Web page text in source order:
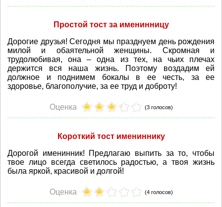
Простой тост за именинницу
Дорогие друзья! Сегодня мы празднуем день рождения
милой и обаятельной женщины. Скромная и
трудолюбивая, она – одна из тех, на чьих плечах
держится вся наша жизнь. Поэтому воздадим ей
должное и поднимем бокалы в ее честь, за ее
здоровье, благополучие, за ее труд и доброту!
Оценка (3 голосов)
Короткий тост имениннику
Дорогой именинник! Предлагаю выпить за то, чтобы
твое лицо всегда светилось радостью, а твоя жизнь
была яркой, красивой и долгой!
Оценка (4 голосов)